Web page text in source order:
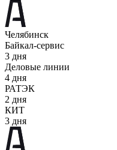
Челябинск
Байкал-сервис
3 дня
Деловые линии
4 дня
РАТЭК
2 дня
КИТ
3 дня